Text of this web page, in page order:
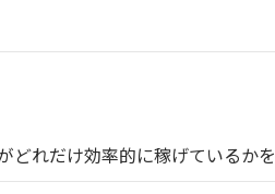
どれだけ効率的に稼げているか